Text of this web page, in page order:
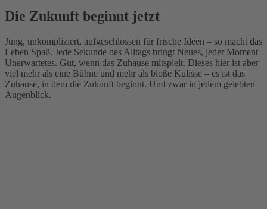
Die Zukunft beginnt jetzt
Jung, unkompliziert, aufgeschlossen für frische Ideen – so macht das
Leben Spaß. Jede Sekunde des Alltags bringt Neues, jeder Moment
Unerwartetes. Gut, wenn das Zuhause mitspielt. Dieses hier ist aber
viel mehr als eine Bühne und mehr als bloße Kulisse – es ist das
Zuhause, in dem die Zukunft beginnt. Und zwar in jedem gelebten
Augenblick.